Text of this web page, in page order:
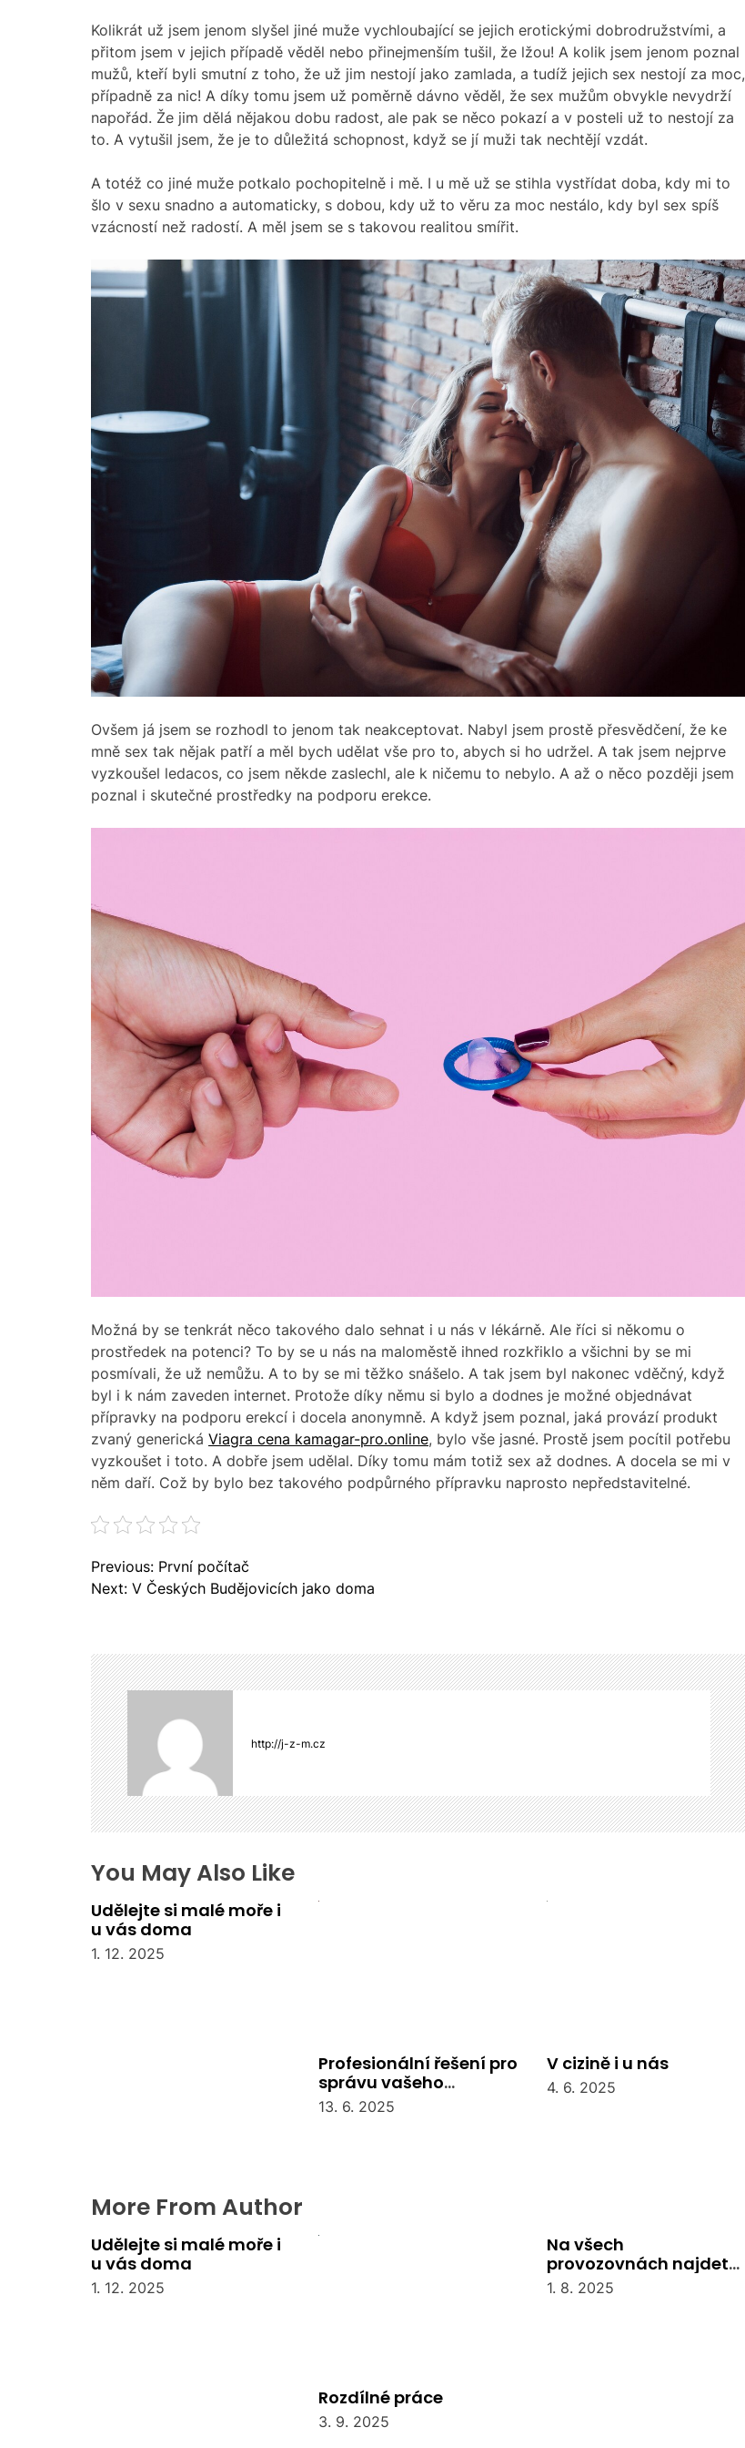
Kolikrát už jsem jenom slyšel jiné muže vychloubající se jejich erotickými dobrodružstvími, a
přitom jsem v jejich případě věděl nebo přinejmenším tušil, že lžou! A kolik jsem jenom poznal
mužů, kteří byli smutní z toho, že už jim nestojí jako zamlada, a tudíž jejich sex nestojí za moc,
případně za nic! A díky tomu jsem už poměrně dávno věděl, že sex mužům obvykle nevydrží
napořád. Že jim dělá nějakou dobu radost, ale pak se něco pokazí a v posteli už to nestojí za
to. A vytušil jsem, že je to důležitá schopnost, když se jí muži tak nechtějí vzdát.
A totéž co jiné muže potkalo pochopitelně i mě. I u mě už se stihla vystřídat doba, kdy mi to
šlo v sexu snadno a automaticky, s dobou, kdy už to věru za moc nestálo, kdy byl sex spíš
vzácností než radostí. A měl jsem se s takovou realitou smířit.
Ovšem já jsem se rozhodl to jenom tak neakceptovat. Nabyl jsem prostě přesvědčení, že ke
mně sex tak nějak patří a měl bych udělat vše pro to, abych si ho udržel. A tak jsem nejprve
vyzkoušel ledacos, co jsem někde zaslechl, ale k ničemu to nebylo. A až o něco později jsem
poznal i skutečné prostředky na podporu erekce.
Možná by se tenkrát něco takového dalo sehnat i u nás v lékárně. Ale říci si někomu o
prostředek na potenci? To by se u nás na maloměstě ihned rozkřiklo a všichni by se mi
posmívali, že už nemůžu. A to by se mi těžko snášelo. A tak jsem byl nakonec vděčný, když
byl i k nám zaveden internet. Protože díky němu si bylo a dodnes je možné objednávat
přípravky na podporu erekcí i docela anonymně. A když jsem poznal, jaká provází produkt
zvaný generická Viagra cena kamagar-pro.online, bylo vše jasné. Prostě jsem pocítil potřebu
vyzkoušet i toto. A dobře jsem udělal. Díky tomu mám totiž sex až dodnes. A docela se mi v
něm daří. Což by bylo bez takového podpůrného přípravku naprosto nepředstavitelné.
N
a
g
a
c
e
p
r
o
p
ř
s
ě
v
e
Previous: První počítač
Next: V Českých Budějovicích jako doma
http://j-z-m.cz
You May Also Like
Udělejte si malé moře i
u vás doma
1. 12. 2025
Profesionální řešení pro
správu vašeho
společenství
13. 6. 2025
V cizině i u nás
4. 6. 2025
More From Author
Udělejte si malé moře i
u vás doma
1. 12. 2025
Rozdílné práce
3. 9. 2025
Na všech
provozovnách najdete
recepci
1. 8. 2025